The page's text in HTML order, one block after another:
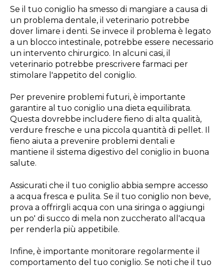
Se il tuo coniglio ha smesso di mangiare a causa di
un problema dentale, il veterinario potrebbe
dover limare i denti. Se invece il problema è legato
a un blocco intestinale, potrebbe essere necessario
un intervento chirurgico. In alcuni casi, il
veterinario potrebbe prescrivere farmaci per
stimolare l'appetito del coniglio.
Per prevenire problemi futuri, è importante
garantire al tuo coniglio una dieta equilibrata.
Questa dovrebbe includere fieno di alta qualità,
verdure fresche e una piccola quantità di pellet. Il
fieno aiuta a prevenire problemi dentali e
mantiene il sistema digestivo del coniglio in buona
salute.
Assicurati che il tuo coniglio abbia sempre accesso
a acqua fresca e pulita. Se il tuo coniglio non beve,
prova a offrirgli acqua con una siringa o aggiungi
un po' di succo di mela non zuccherato all'acqua
per renderla più appetibile.
Infine, è importante monitorare regolarmente il
comportamento del tuo coniglio. Se noti che il tuo